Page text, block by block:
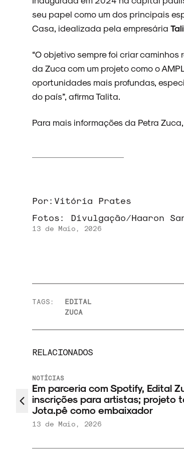
seu papel como um dos principais
Casa, idealizada pela empresária
“O objetivo sempre foi criar
da Zuca com um projeto como o
oportunidades mais profundas,
do país”, afirma Talita.
Para mais informações da Petra Zuca,
Por: Vitória Prates
Fotos: Divulgação/Haaron
13 de Maio, 2026
TAGS:
EDITAL
ZUCA
RELACIONADOS
NOTÍCIAS
Em parceria com Spotify, Edital
inscrições para artistas; projeto
Jota.pê como embaixador
13 de Maio, 2026